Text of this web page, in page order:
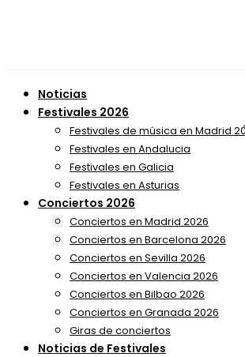
Noticias
Festivales 2026
Festivales de música en Madrid
Festivales en Andalucia
Festivales en Galicia
Festivales en Asturias
Conciertos 2026
Conciertos en Madrid 2026
Conciertos en Barcelona 2026
Conciertos en Sevilla 2026
Conciertos en Valencia 2026
Conciertos en Bilbao 2026
Conciertos en Granada 2026
Giras de conciertos
Noticias de Festivales